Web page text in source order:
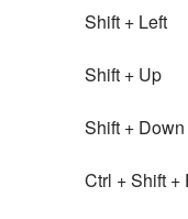
Shift + Left
Shift + Up
Shift +
Ctrl + Shift +